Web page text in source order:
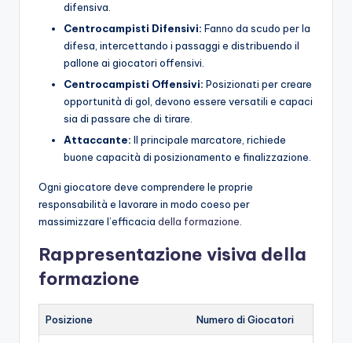
difensiva.
Centrocampisti Difensivi: Fanno da scudo per la
difesa, intercettando i passaggi e distribuendo il
pallone ai giocatori offensivi.
Centrocampisti Offensivi: Posizionati per creare
opportunità di gol, devono essere versatili e capaci
sia di passare che di tirare.
Attaccante: Il principale marcatore, richiede
buone capacità di posizionamento e finalizzazione.
Ogni giocatore deve comprendere le proprie
responsabilità e lavorare in modo coeso per
massimizzare l’efficacia della formazione.
Rappresentazione visiva della
formazione
Posizione Numero di Giocatori